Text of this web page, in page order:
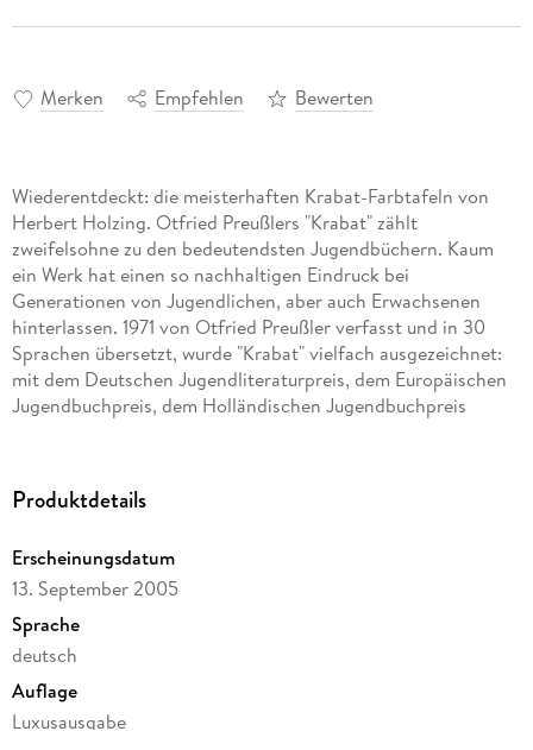
Merken Empfehlen Bewerten
Wiederentdeckt: die meisterhaften Krabat-Farbtafeln von
Herbert Holzing. Otfried Preußlers "Krabat" zählt
zweifelsohne zu den bedeutendsten Jugendbüchern. Kaum
ein Werk hat einen so nachhaltigen Eindruck bei
Generationen von Jugendlichen, aber auch Erwachsenen
hinterlassen. 1971 von Otfried Preußler verfasst und in 30
Sprachen übersetzt, wurde "Krabat" vielfach ausgezeichnet:
mit dem Deutschen Jugendliteraturpreis, dem Europäischen
Jugendbuchpreis, dem Holländischen Jugendbuchpreis
Illustrationen die besondere Stimmung dieses Buches
diesem Prachtband versammelt. Ab 12 Jahren
Produktdetails
Erscheinungsdatum
13. September 2005
Sprache
deutsch
Auflage
Luxusausgabe